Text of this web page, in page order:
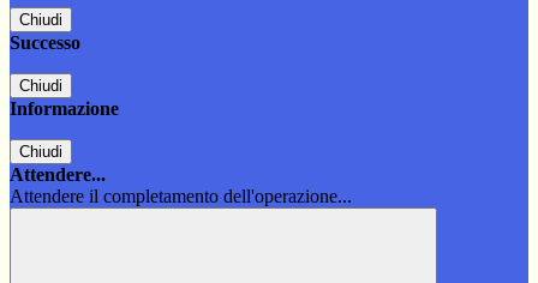
Chiudi
Successo
Chiudi
Informazione
Chiudi
Attendere...
Attendere il completamento dell'operazione...